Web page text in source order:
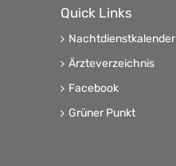
Quick Links
Nachtdienstkalender
Ärzteverzeichnis
Facebook
Grüner Punkt